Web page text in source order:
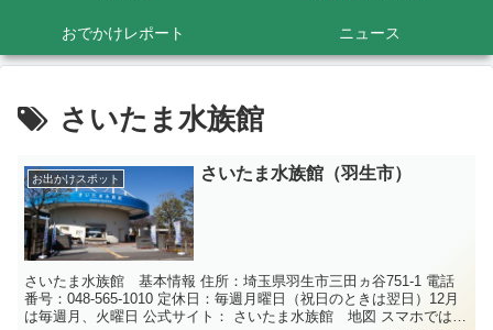
おでかけレポート ニュース
さいたま水族館
お出かけスポット さいたま水族館（羽生市）
さいたま水族館 基本情報 住所：埼玉県羽生市三田ヵ谷751-1 電話
番号：048-565-1010 定休日：毎週月曜日（祝日のときは翌日）12月
は毎週月、火曜日 公式サイト： さいたま水族館 地図 スマホでは地